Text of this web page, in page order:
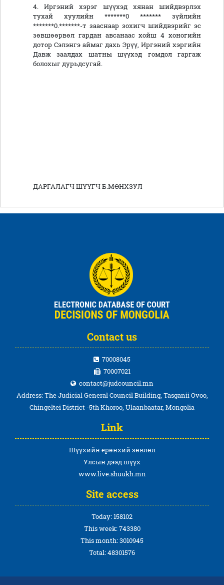
4. Иргэний хэрэг шүүхэд хянан шийдвэрлэх
тухай хуулийн *******0 ******* зүйлийн
*******0.*******-т зааснаар зохигч шийдвэрийг эс
зөвшөөрвөл гардан авсанаас хойш 4 хоногийн
дотор Сэлэнгэ аймаг дахь Эрүү, Иргэний хэргийн
Давж заалдах шатны шүүхэд гомдол гаргаж
болохыг дурьдсугай.
ДАРГАЛАГЧ ШҮҮГЧ Б.МӨНХЗУЛ
Contact us
70008045
70007021
contact@judcouncil.mn
Address: The Judicial General Council Building, Tasganii Ovoo,
Chingeltei District -5th Khoroo, Ulaanbaatar, Mongolia
Link
Шүүхийн ерөнхий зөвлөл
Улсын дээд шүүх
www.live.shuukh.mn
Site access
Today: 158102
This week: 743380
This month: 3010945
Total: 48301576